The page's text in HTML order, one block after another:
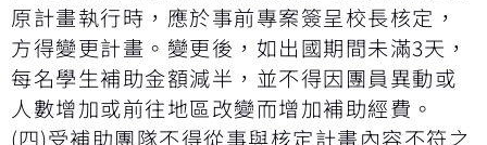
原計畫執行時，應於事前專案簽呈校長核定，
方得變更計畫。變更後，如出國期間未滿3天，
每名學生補助金額減半，並不得因團員異動或
人數增加或前往地區改變而增加補助經費。
(四)受補助團隊不得從事與核定計畫內容不符之